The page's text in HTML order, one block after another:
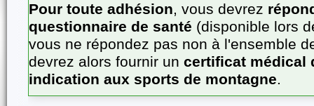
Pour toute adhésion, vous devrez
questionnaire de santé (disponible lors
vous ne répondez pas non à l'ensemble
devrez alors fournir un certificat médical
indication aux sports de montagne.